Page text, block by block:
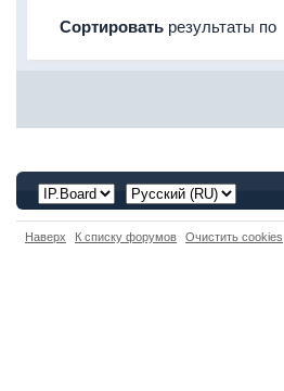
Сортировать результаты по
Наверх К списку форумов Очистить cookies